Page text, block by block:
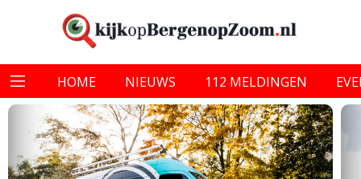
HOME NIEUWS 112 MELDINGEN